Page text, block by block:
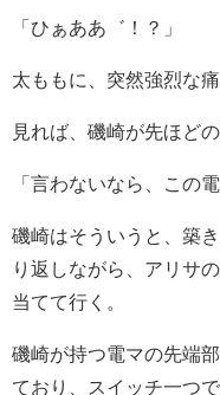
「ひぁああ゛！？」
太ももに、突然強烈な痛
見れば、磯崎が先ほど
「言わないなら、この
磯崎はそういうと、築
り返しながら、アリサ
当てて行く。
磯崎が持つ電マの先端
ており、スイッチ一つ